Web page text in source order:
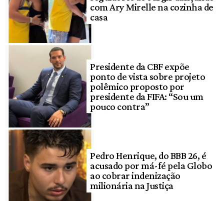
com Ary Mirelle na cozinha de
casa
Presidente da CBF expõe
ponto de vista sobre projeto
polêmico proposto por
presidente da FIFA: “Sou um
pouco contra”
Pedro Henrique, do BBB 26, é
acusado por má-fé pela Globo
ao cobrar indenização
milionária na Justiça